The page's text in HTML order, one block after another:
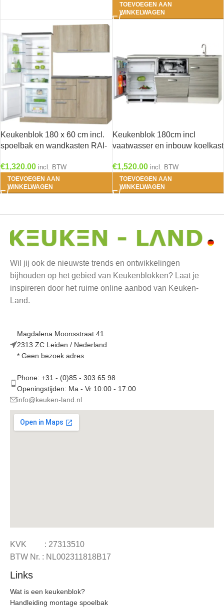
TOEVOEGEN AAN
WINKELWAGEN
Keukenblok 180 x 60 cm incl.
spoelbak en wandkasten RAI-
€1,320.00 incl. BTW
TOEVOEGEN AAN
WINKELWAGEN
Keukenblok 180cm incl
vaatwasser en inbouw koelkast
€1,520.00 incl. BTW
TOEVOEGEN AAN
WINKELWAGEN
Wil jij ook de nieuwste trends en ontwikkelingen
bijhouden op het gebied van Keukenblokken? Laat je
inspireren door het ruime online aanbod van Keuken-
Land.
Magdalena Moonsstraat 41
2313 ZC Leiden / Nederland
* Geen bezoek adres
Phone: +31 - (0)85 - 303 65 98
Openingstijden: Ma - Vr 10:00 - 17:00
info@keuken-land.nl
KVK : 27313510
BTW Nr. : NL002311818B17
Links
Wat is een keukenblok?
Handleiding montage spoelbak